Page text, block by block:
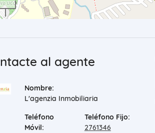
al agente
Nombre:
L'agenzia Inmobiliaria
Teléfono
Móvil:
Teléfono Fijo:
2761346